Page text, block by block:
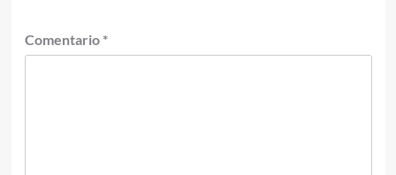
Comentario *